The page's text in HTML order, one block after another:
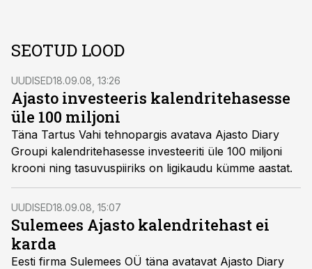
SEOTUD LOOD
UUDISED18.09.08, 13:26
Ajasto investeeris kalendritehasesse
üle 100 miljoni
Täna Tartus Vahi tehnopargis avatava Ajasto Diary
Groupi kalendritehasesse investeeriti üle 100 miljoni
krooni ning tasuvuspiiriks on ligikaudu kümme aastat.
UUDISED18.09.08, 15:07
Sulemees Ajasto kalendritehast ei
karda
Eesti firma Sulemees OÜ täna avatavat Ajasto Diary